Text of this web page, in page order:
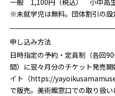
一般 1,100円（税込） 小中高
※未就学児は無料。団体割引の設
申し込み方法
日時指定の予約・定員制（各回
間）に翌々月分のチケット発売
イト（https://
で販売。美術館窓口での取り扱い